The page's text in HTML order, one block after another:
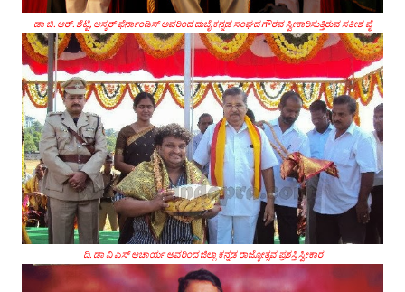
ಡಾ ಬಿ. ಆರ್. ಶೆಟ್ಟಿ, ಆಸ್ಕರ್ ಫೆರ್ನಾಂಡಿಸ್ ಅವರಿಂದದುಬೈ ಕನ್ನಡ ಸಂಘದ ಗೌರವ ಸ್ವೀಕಾರಿಸುತ್ತಿರುವ ಸತೀಶ ಪೈ
ದಿ. ಡಾ ವಿ ಎಸ್ ಆಚಾರ್ಯ ಅವರಿಂದ ಜಿಲ್ಲಾ ಕನ್ನಡ ರಾಜ್ಯೋತ್ಸವ ಪ್ರಶಸ್ತಿ ಸ್ವೀಕಾರ